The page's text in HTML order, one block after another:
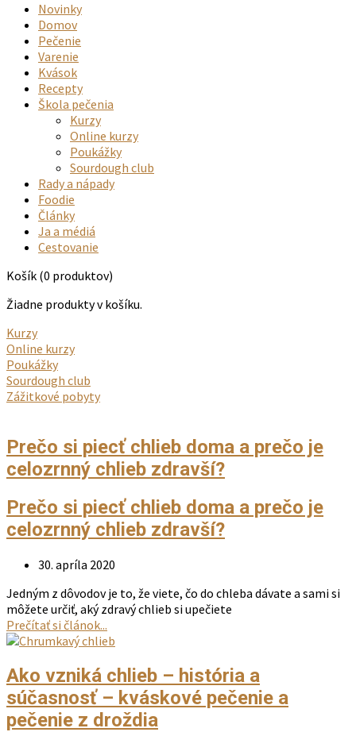
Novinky
Domov
Pečenie
Varenie
Kvások
Recepty
Škola pečenia
Kurzy
Online kurzy
Poukážky
Sourdough club
Rady a nápady
Foodie
Články
Ja a médiá
Cestovanie
Košík (0 produktov)
Žiadne produkty v košíku.
Kurzy
Online kurzy
Poukážky
Sourdough club
Zážitkové pobyty
Prečo si piecť chlieb doma a prečo je
celozrnný chlieb zdravší?
Prečo si piecť chlieb doma a prečo je
celozrnný chlieb zdravší?
30. apríla 2020
Jedným z dôvodov je to, že viete, čo do chleba dávate a sami si
môžete určiť, aký zdravý chlieb si upečiete
Prečítať si článok...
Ako vzniká chlieb – história a
súčasnosť – kváskové pečenie a
pečenie z droždia